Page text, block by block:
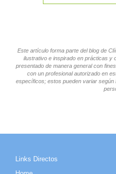
Este artículo forma parte del blog de
ilustrativo e inspirado en prácticas y
presentado de manera general con
con un profesional autorizado en
específicos; estos pueden variar
Links Directos